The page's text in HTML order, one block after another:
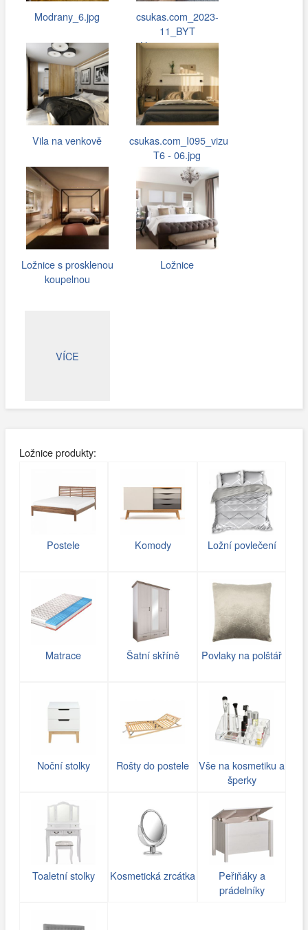
Modrany_6.jpg
csukas.com_2023-
11_BYT
Hostivar_048.jpg
Vila na venkově
csukas.com_I095_vizu
T6 - 06.jpg
Ložnice s prosklenou
koupelnou
Ložnice
VÍCE
Ložnice produkty:
Postele Komody Ložní povlečení
Matrace Šatní skříně Povlaky na polštář
Noční stolky Rošty do postele
Vše na kosmetiku a
šperky
Toaletní stolky Kosmetická zrcátka
Peřiňáky a
prádelníky